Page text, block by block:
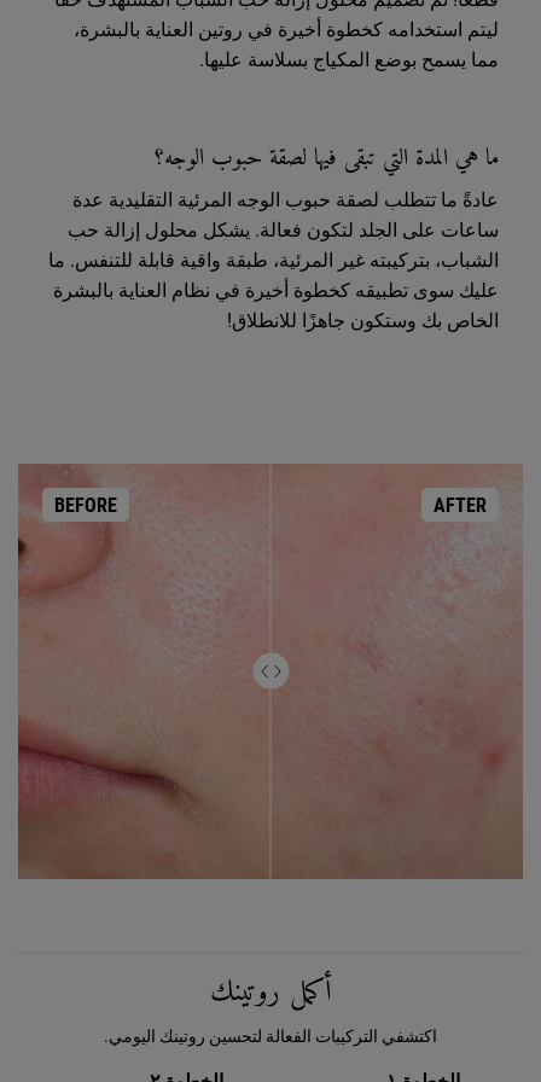
ليتم استخدامه كخطوة أخيرة في روتين العناية بالبشرة،
مما يسمح بوضع المكياج بسلاسة عليها.
ما هي المدة التي تبقى فيها لصقة حبوب الوجه؟
عادةً ما تتطلب لصقة حبوب الوجه المرئية التقليدية عدة
ساعات على الجلد لتكون فعالة. يشكل محلول إزالة حب
الشباب، بتركيبته غير المرئية، طبقة واقية قابلة للتنفس. ما
عليك سوى تطبيقه كخطوة أخيرة في نظام العناية بالبشرة
الخاص بك وستكون جاهزًا للانطلاق!
AFTER
BEFORE
أكمل روتينك
اكتشفي التركيبات الفعالة لتحسين روتينك اليومي.